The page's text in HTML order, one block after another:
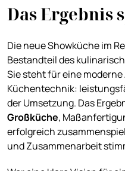
Das Ergebnis
Die neue Showküche im
Bestandteil des
Sie steht für eine
Küchentechnik:
der Umsetzung. Das
Großküche,
erfolgreich
und Zusammenarbeit